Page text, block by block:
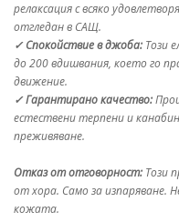
релаксация с всяко
отгледан в САЩ.
✓ Спокойствие в джоба: Този
до 200 вдишвания, което го
движение.
✓ Гарантирано качество:
естествени терпени и
преживяване.
Отказ от отговорност: Този
от хора. Само за изпаряване.
кожата.